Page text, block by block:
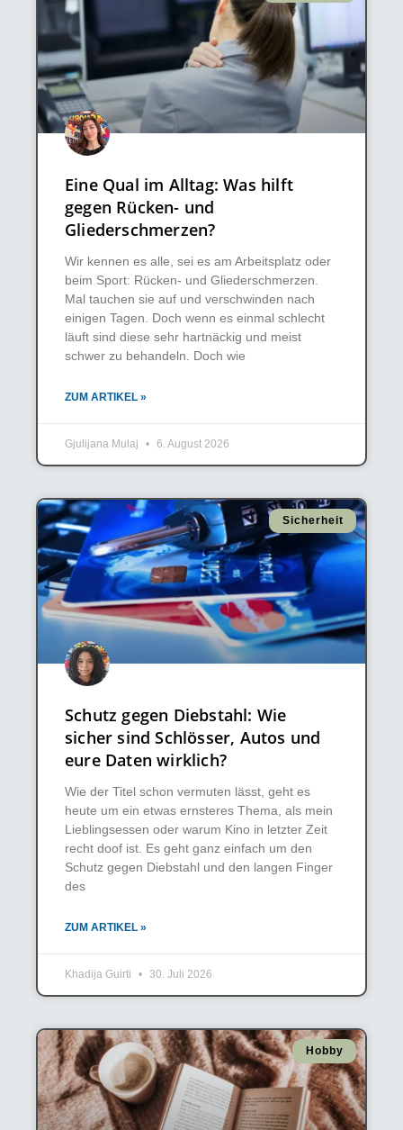
Eine Qual im Alltag: Was hilft
gegen Rücken- und
Gliederschmerzen?
Wir kennen es alle, sei es am Arbeitsplatz oder
beim Sport: Rücken- und Gliederschmerzen.
Mal tauchen sie auf und verschwinden nach
einigen Tagen. Doch wenn es einmal schlecht
läuft sind diese sehr hartnäckig und meist
schwer zu behandeln. Doch wie
ZUM ARTIKEL »
Gjulijana Mulaj 6. August 2026
Sicherheit
Schutz gegen Diebstahl: Wie
sicher sind Schlösser, Autos und
eure Daten wirklich?
Wie der Titel schon vermuten lässt, geht es
heute um ein etwas ernsteres Thema, als mein
Lieblingsessen oder warum Kino in letzter Zeit
recht doof ist. Es geht ganz einfach um den
Schutz gegen Diebstahl und den langen Finger
des
ZUM ARTIKEL »
Khadija Guirti 30. Juli 2026
Hobby